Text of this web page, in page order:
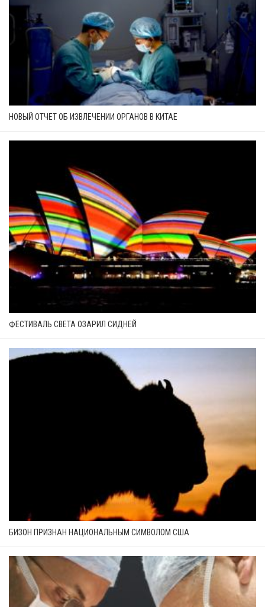
НОВЫЙ ОТЧЕТ ОБ ИЗВЛЕЧЕНИИ ОРГАНОВ В КИТАЕ
ФЕСТИВАЛЬ СВЕТА ОЗАРИЛ СИДНЕЙ
БИЗОН ПРИЗНАН НАЦИОНАЛЬНЫМ СИМВОЛОМ США